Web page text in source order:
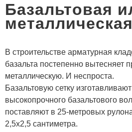
Базальтовая
В строительстве арматурная
базальта постепенно вытесняет
металлическую. И неспроста.
Базальтовую сетку изготавливают
высокопрочного базальтового
поставляют в 25-метровых
2,5х2,5 сантиметра.